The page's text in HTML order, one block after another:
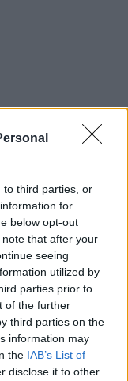
to third parties, or
for
below opt-out
that after your
seeing
utilized by
parties prior to
of the further
third parties on the
information may
the IAB’s List of
disclose it to other
de la Turkish
Four, elAnadolu
que lidiar con
Krunoslav Simon
de tres frente a
de cuartos de
a fines de abril.